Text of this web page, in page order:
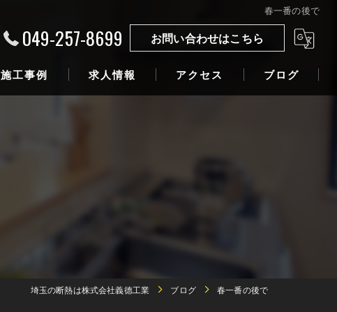
春一番の後で
049-257-8699 お問い合わせはこちら
施工事例 求人情報 アクセス ブログ
埼玉の断熱は株式会社義德工業 ブログ 春一番の後で